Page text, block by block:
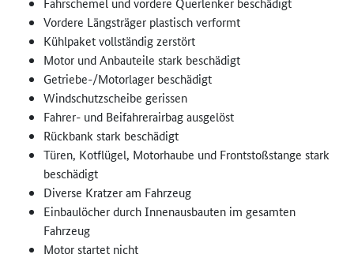
Vordere Längsträger plastisch verformt
Kühlpaket vollständig zerstört
Motor und Anbauteile stark beschädigt
Getriebe-/Motorlager beschädigt
Windschutzscheibe gerissen
Fahrer- und Beifahrerairbag ausgelöst
Rückbank stark beschädigt
Türen, Kotflügel, Motorhaube und Frontstoßstange stark
beschädigt
Diverse Kratzer am Fahrzeug
Einbaulöcher durch Innenausbauten im gesamten
Fahrzeug
Motor startet nicht